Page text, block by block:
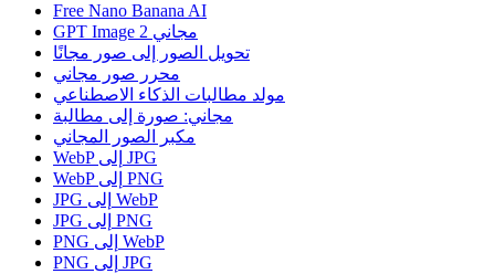
Free Nano Banana AI
GPT Image 2 مجاني
تحويل الصور إلى صور مجانًا
محرر صور مجاني
مولد مطالبات الذكاء الاصطناعي
مجاني: صورة إلى مطالبة
مكبر الصور المجاني
WebP إلى JPG
WebP إلى PNG
JPG إلى WebP
JPG إلى PNG
PNG إلى WebP
PNG إلى JPG